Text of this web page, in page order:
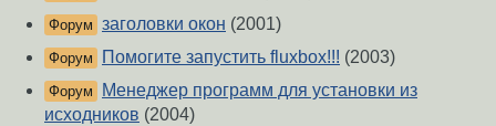
Форум заголовки окон (2001)
Форум Помогите запустить fluxbox!!! (2003)
Форум
Менеджер программ для установки из
исходников (2004)